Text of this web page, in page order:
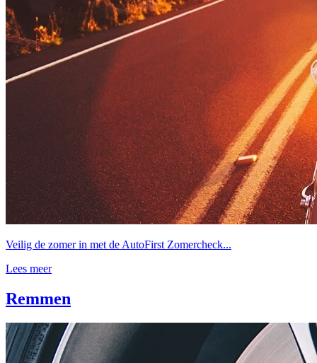
Veilig de zomer in met de AutoFirst Zomercheck...
Lees meer
Remmen